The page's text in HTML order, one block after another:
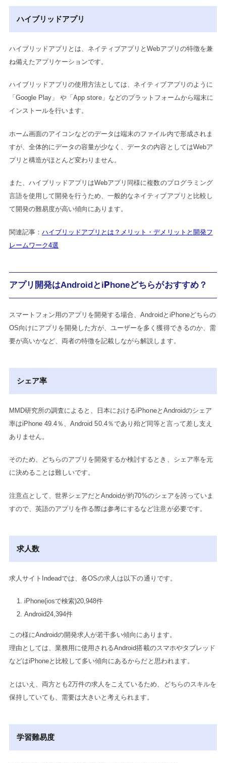
ハイブリッドアプリ
ハイブリッドアプリとは、ネイティブアプリとWebアプリの特徴を兼
ね備えたアプリケーションです。
ハイブリッドアプリの使用方法としては、ネイティブアプリのように
「Google Play」 や「App store」などのプラットフォームから端末に
インストールを行います。
ホーム画面のアイコンなどのデータは端末のファイル内で形成されま
すが、全体的にデータの容量が少なく、データの内容としてはWebア
プリと構造がほとんど変わりません。
また、ハイブリッドアプリはWebアプリ同様に複数のプログラミング
言語を使用して開発を行うため、一般的なネイティブアプリと比較し
て開発の難易度が高い傾向にあります。
関連記事：ハイブリッドアプリとは？メリット・デメリットと開発フ
レームワーク4選
アプリ開発はAndroidとiPhoneどちらがおすすめ？
スマートフォン用のアプリを開発する場合、AndroidとiPhoneどちらの
OS向けにアプリを開発した方が、ユーザーを多く獲得できるのか、需
要が高いかなど、両者の特徴を記載しながら解説します。
シェア率
MMD研究所の調査によると、日本におけるiPhoneとAndroidのシェア
率はiPhone 49.4％、Android 50.4％であり殆ど同等と言って差し支え
ありません。
そのため、どちらのアプリを開発するか検討するとき、シェア率を元
に決めることは難しいです。
注意点として、世界シェアだとAndoidが約70%のシェアを誇っていま
すので、英語のアプリを作る際は参考にするなど注意が必要です。
求人数
求人サイトIndeadでは、各OSの求人は以下の通りです。
iPhone(iosで検索)20,948件
Android24,394件
この様にAndroidの開発求人が若干多い傾向にあります。
理由としては、業務用に使用されるAndroid搭載のスマホやタブレッド
などはiPhoneと比較して多い傾向にあるからだと思われます。
とはいえ、両方とも2万件の求人をこえているため、どちらのスキルを
保持していても、需要は大きいと考えられます。
学習難易度